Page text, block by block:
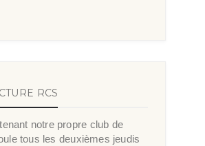
RCS
notre propre club de
tous les deuxièmes jeudis